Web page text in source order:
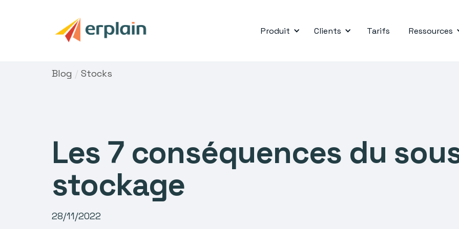
Produit Clients Tarifs Ressources
Blog / Stocks
Les 7 conséquences du
stockage
28/11/2022